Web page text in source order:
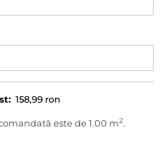
158,99 ron
este de 1.00 m2.